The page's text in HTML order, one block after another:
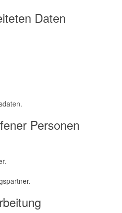
Daten
Personen